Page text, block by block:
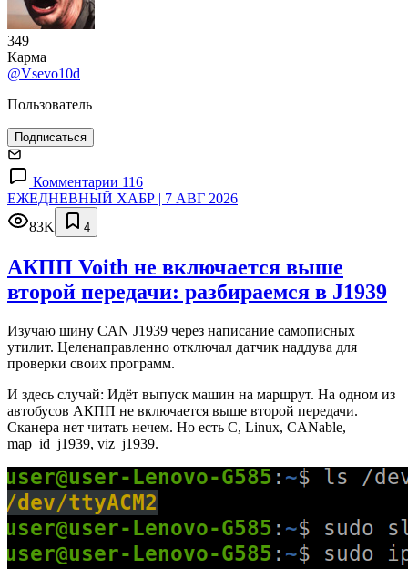
349
Карма
@Vsevo10d
Пользователь
Подписаться
Комментарии 116
ЕЖЕДНЕВНЫЙ ХАБР | 7 АВГ 2026
83K
4
АКПП Voith не включается выше
второй передачи: разбираемся в J1939
Изучаю шину CAN J1939 через написание самописных
утилит. Целенаправленно отключал датчик наддува для
проверки своих программ.
И здесь случай: Идёт выпуск машин на маршрут. На одном из
автобусов АКПП не включается выше второй передачи.
Сканера нет читать нечем. Но есть C, Linux, CANable,
map_id_j1939, viz_j1939.